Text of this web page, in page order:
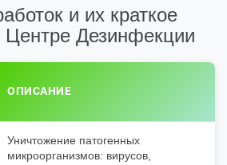
и их краткое
Центре Дезинфекции
ОПИСАНИЕ
Уничтожение патогенных
микроорганизмов: вирусов,